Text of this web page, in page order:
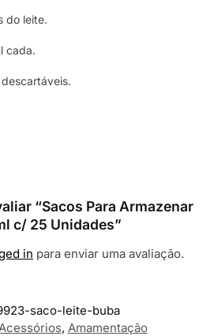
do leite.
cada.
“Sacos Para Armazenar
c/ 25 Unidades”
in para enviar uma avaliação.
saco-leite-buba
, Amamentação